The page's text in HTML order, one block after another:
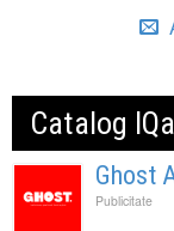
Catalog
Ghost
Publicitate